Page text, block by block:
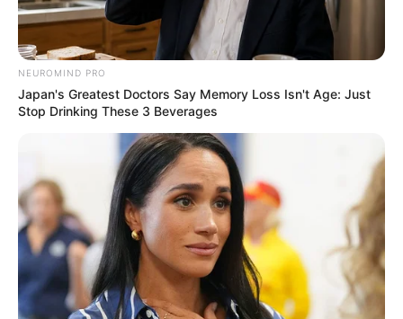
NEUROMIND PRO
Japan's Greatest Doctors Say Memory Loss Isn't Age: Just
Stop Drinking These 3 Beverages